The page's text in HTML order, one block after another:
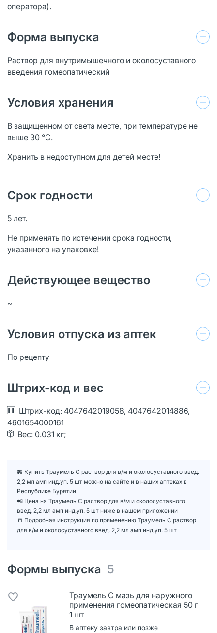
оператора).
Форма выпуска
Раствор для внутримышечного и околосуставного
введения гомеопатический
Условия хранения
В защищенном от света месте, при температуре не
выше 30 °С.
Хранить в недоступном для детей месте!
Срок годности
5 лет.
Не применять по истечении срока годности,
указанного на упаковке!
Действующее вещество
~
Условия отпуска из аптек
По рецепту
Штрих-код и вес
Штрих-код: 4047642019058, 4047642014886,
4601654000161
Вес: 0.031 кг;
🏪 Купить Траумель С раствор для в/м и околосуставного введ.
2,2 мл амп инд.уп. 5 шт можно на сайте и в наших аптеках в
Республике Бурятии
📲 Цена на Траумель С раствор для в/м и околосуставного
введ. 2,2 мл амп инд.уп. 5 шт ниже в нашем приложении
📒 Подробная инструкция по применению Траумель С раствор
для в/м и околосуставного введ. 2,2 мл амп инд.уп. 5 шт
Формы выпуска 5
Траумель С мазь для наружного
применения гомеопатическая 50 г
1 шт
В аптеку завтра или позже